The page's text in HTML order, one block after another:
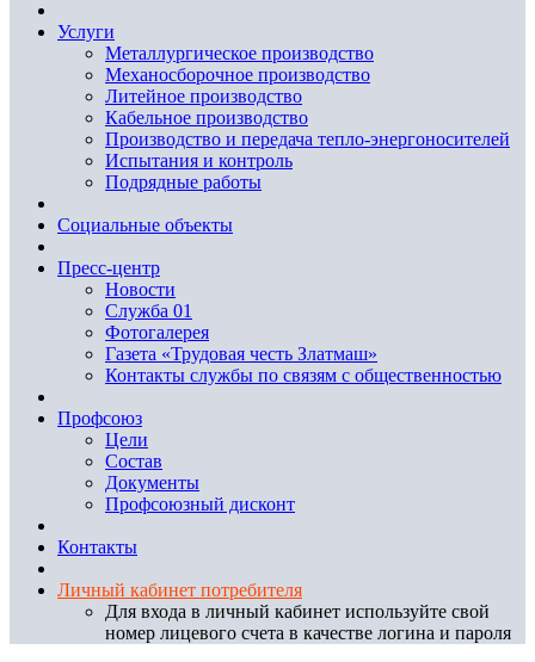
Услуги
Металлургическое производство
Механосборочное производство
Литейное производство
Кабельное производство
Производство и передача тепло-энергоносителей
Испытания и контроль
Подрядные работы
Социальные объекты
Пресс-центр
Новости
Служба 01
Фотогалерея
Газета «Трудовая честь Златмаш»
Контакты службы по связям с общественностью
Профсоюз
Цели
Состав
Документы
Профсоюзный дисконт
Контакты
Личный кабинет потребителя
Для входа в личный кабинет используйте свой
номер лицевого счета в качестве логина и пароля